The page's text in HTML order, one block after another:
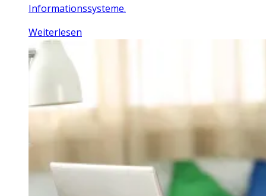
Informationssysteme.
Weiterlesen